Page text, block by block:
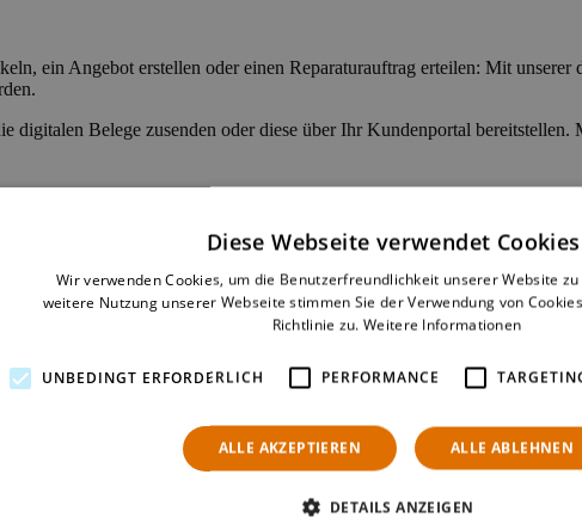
ein Angebot erstellen oder einen Reparaturauftrag erteilen: Mit
digitalen Belege zusenden oder diese über Ihr Kundenportal
Signature und automatisierter
bzw. papierlose Unterzeichnung von Verträgen,
in das digitale Dokument übertragen. Speziell bei Mobilfunkverträgen
die Administration Ihrer Dokumente.
Passkopien lassen sich einfach mit der entsprechenden POS-
Diese Webseite verwendet
Wir verwenden Cookies, um die Benutzerfreundlichkeit unserer Website
weitere Nutzung unserer Webseite stimmen Sie der Verwendung von
Richtlinie zu. Weitere Informationen
UNBEDINGT ERFORDERLICH PERFORMANCE
ALLE AKZEPTIEREN ALLE ABLEHNEN
DETAILS ANZEIGEN